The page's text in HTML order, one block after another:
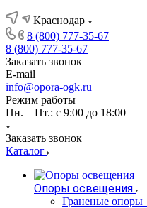
Краснодар
8 (800) 777-35-67
8 (800) 777-35-67
Заказать звонок
E-mail
info@opora-ogk.ru
Режим работы
Пн. – Пт.: с 9:00 до 18:00
Заказать звонок
Каталог
Опоры освещения
Граненые опоры